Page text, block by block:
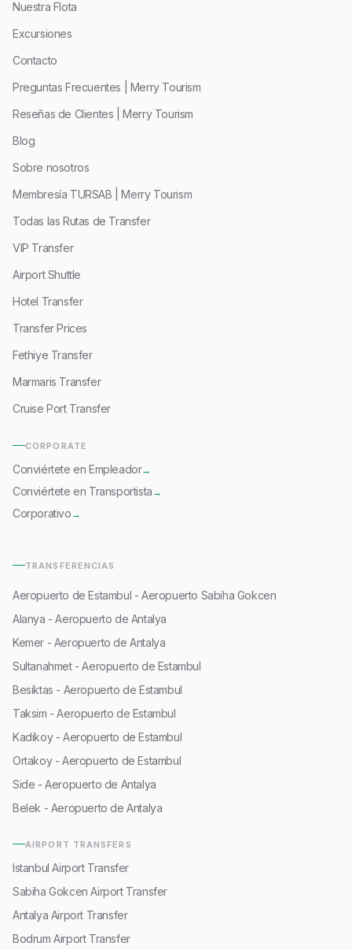
Nuestra Flota
Excursiones
Contacto
Preguntas Frecuentes | Merry Tourism
Reseñas de Clientes | Merry Tourism
Blog
Sobre nosotros
Membresía TURSAB | Merry Tourism
Todas las Rutas de Transfer
VIP Transfer
Airport Shuttle
Hotel Transfer
Transfer Prices
Fethiye Transfer
Marmaris Transfer
Cruise Port Transfer
CORPORATE
Conviértete en Empleador→
Conviértete en Transportista →
Corporativo →
TRANSFERENCIAS
Aeropuerto de Estambul - Aeropuerto Sabiha Gokcen
Alanya - Aeropuerto de Antalya
Kemer - Aeropuerto de Antalya
Sultanahmet - Aeropuerto de Estambul
Besiktas - Aeropuerto de Estambul
Taksim - Aeropuerto de Estambul
Kadikoy - Aeropuerto de Estambul
Ortakoy - Aeropuerto de Estambul
Side - Aeropuerto de Antalya
Belek - Aeropuerto de Antalya
AIRPORT TRANSFERS
Istanbul Airport Transfer
Sabiha Gokcen Airport Transfer
Antalya Airport Transfer
Bodrum Airport Transfer